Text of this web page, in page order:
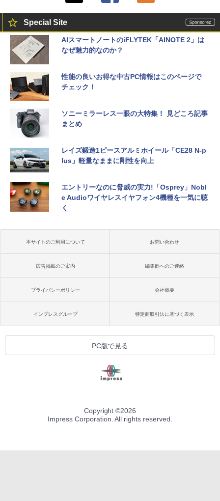
Special Site
AIスマートノートのiFLYTEK「AINOTE 2」は
なぜ魅力的なのか？
性能の良いお得な中古PC情報はこのページで
チェック！
ソニーミラーレス一眼の大特集！ 見どころ記事
まとめ
レイズ鍛造1ピースアルミホイール「CE28 N-p
lus」軽量なままに剛性を向上
エントリーなのに脅威の実力!「Osprey」Nobl
e Audioワイヤレスイヤフォン4機種を一気に聴
く
本サイトのご利用について お問い合わせ
広告掲載のご案内 編集部へのご連絡
プライバシーポリシー 会社概要
インプレスグループ 特定商取引法に基づく表示
PC版で見る
Copyright ©2026
Impress Corporation. All rights reserved.